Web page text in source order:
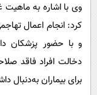
وی با اشاره به ماهیت
کرد: انجام اعمال
و با حضور پزشکان
دخالت افراد فاقد
برای بیماران به‌دنبال